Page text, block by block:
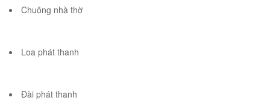
Chuông nhà thờ
Loa phát thanh
Đài phát thanh